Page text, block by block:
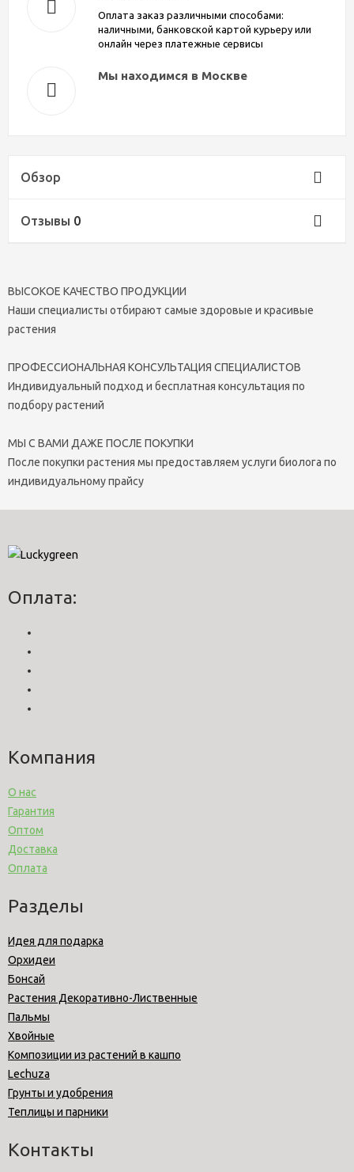
Оплата заказ различными способами:
наличными, банковской картой курьеру или
онлайн через платежные сервисы
Мы находимся в Москве
Обзор
Отзывы 0
ВЫСОКОЕ КАЧЕСТВО ПРОДУКЦИИ
Наши специалисты отбирают самые здоровые и красивые
растения
ПРОФЕССИОНАЛЬНАЯ КОНСУЛЬТАЦИЯ СПЕЦИАЛИСТОВ
Индивидуальный подход и бесплатная консультация по
подбору растений
МЫ С ВАМИ ДАЖЕ ПОСЛЕ ПОКУПКИ
После покупки растения мы предоставляем услуги биолога по
индивидуальному прайсу
Оплата:
Компания
О нас
Гарантия
Оптом
Доставка
Оплата
Разделы
Идея для подарка
Орхидеи
Бонсай
Растения Декоративно-Лиственные
Пальмы
Хвойные
Композиции из растений в кашпо
Lechuza
Грунты и удобрения
Теплицы и парники
Контакты